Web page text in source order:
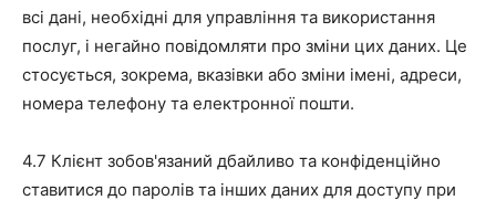
всі дані, необхідні для управління та використання
послуг, і негайно повідомляти про зміни цих даних. Це
стосується, зокрема, вказівки або зміни імені, адреси,
номера телефону та електронної пошти.
4.7 Клієнт зобов'язаний дбайливо та конфіденційно
ставитися до паролів та інших даних для доступу при